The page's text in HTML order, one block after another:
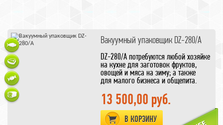
Вакуумный упаковщик DZ-280/A
DZ-280/A потребуются любой хозяйке
на кухне для заготовок фруктов,
овощей и мяса на зиму; а также
для малого бизнеса и общепита.
Для того чтобы сделать осознанный
выбор в пользу этого вакуумного
аппарата прочитайте нашу
статьюо нем.
13 500,00 руб.
В КОРЗИНУ